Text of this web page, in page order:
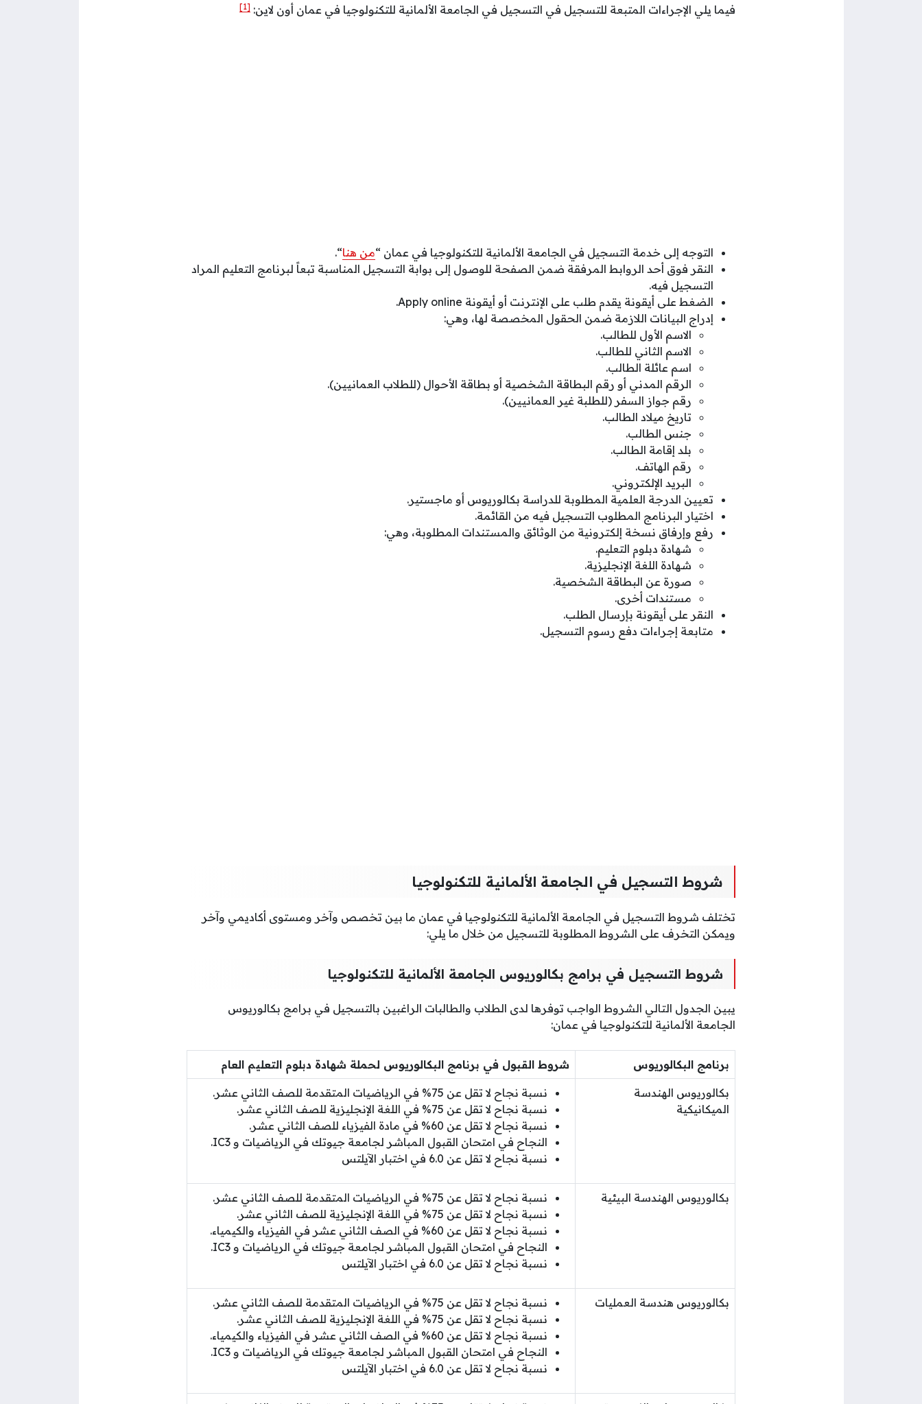
فيما يلي الإجراءات المتبعة للتسجيل في التسجيل في الجامعة الألمانية للتكنولوجيا في عمان أون لاين: [1]
التوجه إلى خدمة التسجيل في الجامعة الألمانية للتكنولوجيا في عمان “من هنا“.
النقر فوق أحد الروابط المرفقة ضمن الصفحة للوصول إلى بوابة التسجيل المناسبة تبعاً لبرنامج التعليم المراد
التسجيل فيه.
الضغط على أيقونة يقدم طلب على الإنترنت أو أيقونة Apply online.
إدراج البيانات اللازمة ضمن الحقول المخصصة لها، وهي:
الاسم الأول للطالب.
الاسم الثاني للطالب.
اسم عائلة الطالب.
الرقم المدني أو رقم البطاقة الشخصية أو بطاقة الأحوال (للطلاب العمانيين).
رقم جواز السفر (للطلبة غير العمانيين).
تاريخ ميلاد الطالب.
جنس الطالب.
بلد إقامة الطالب.
رقم الهاتف.
البريد الإلكتروني.
تعيين الدرجة العلمية المطلوبة للدراسة بكالوريوس أو ماجستير.
اختيار البرنامج المطلوب التسجيل فيه من القائمة.
رفع وإرفاق نسخة إلكترونية من الوثائق والمستندات المطلوبة، وهي:
شهادة دبلوم التعليم.
شهادة اللغة الإنجليزية.
صورة عن البطاقة الشخصية.
مستندات أخرى.
النقر على أيقونة بإرسال الطلب.
متابعة إجراءات دفع رسوم التسجيل.
شروط التسجيل في الجامعة الألمانية للتكنولوجيا
تختلف شروط التسجيل في الجامعة الألمانية للتكنولوجيا في عمان ما بين تخصص وآخر ومستوى أكاديمي وآخر
ويمكن التخرف على الشروط المطلوبة للتسجيل من خلال ما يلي:
شروط التسجيل في برامج بكالوريوس الجامعة الألمانية للتكنولوجيا
يبين الجدول التالي الشروط الواجب توفرها لدى الطلاب والطالبات الراغبين بالتسجيل في برامج بكالوريوس
الجامعة الألمانية للتكنولوجيا في عمان:
برنامج البكالوريوس شروط القبول في برنامج البكالوريوس لحملة شهادة دبلوم التعليم العام
بكالوريوس الهندسة
الميكانيكية
نسبة نجاح لا تقل عن 75% في الرياضيات المتقدمة للصف الثاني عشر.
نسبة نجاح لا تقل عن 75% في اللغة الإنجليزية للصف الثاني عشر.
نسبة نجاح لا تقل عن 60% في مادة الفيزياء للصف الثاني عشر.
النجاح في امتحان القبول المباشر لجامعة جيوتك في الرياضيات و IC3.
نسبة نجاح لا تقل عن 6.0 في اختبار الآيلتس
بكالوريوس الهندسة البيئية
نسبة نجاح لا تقل عن 75% في الرياضيات المتقدمة للصف الثاني عشر.
نسبة نجاح لا تقل عن 75% في اللغة الإنجليزية للصف الثاني عشر.
نسبة نجاح لا تقل عن 60% في الصف الثاني عشر في الفيزياء والكيمياء.
النجاح في امتحان القبول المباشر لجامعة جيوتك في الرياضيات و IC3.
نسبة نجاح لا تقل عن 6.0 في اختبار الآيلتس
بكالوريوس هندسة العمليات
نسبة نجاح لا تقل عن 75% في الرياضيات المتقدمة للصف الثاني عشر.
نسبة نجاح لا تقل عن 75% في اللغة الإنجليزية للصف الثاني عشر.
نسبة نجاح لا تقل عن 60% في الصف الثاني عشر في الفيزياء والكيمياء.
النجاح في امتحان القبول المباشر لجامعة جيوتك في الرياضيات و IC3.
نسبة نجاح لا تقل عن 6.0 في اختبار الآيلتس